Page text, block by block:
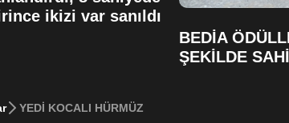
ikizi var sanıldı
BEDİA
ŞEKİLDE
YEDİ KOCALI HÜRMÜZ